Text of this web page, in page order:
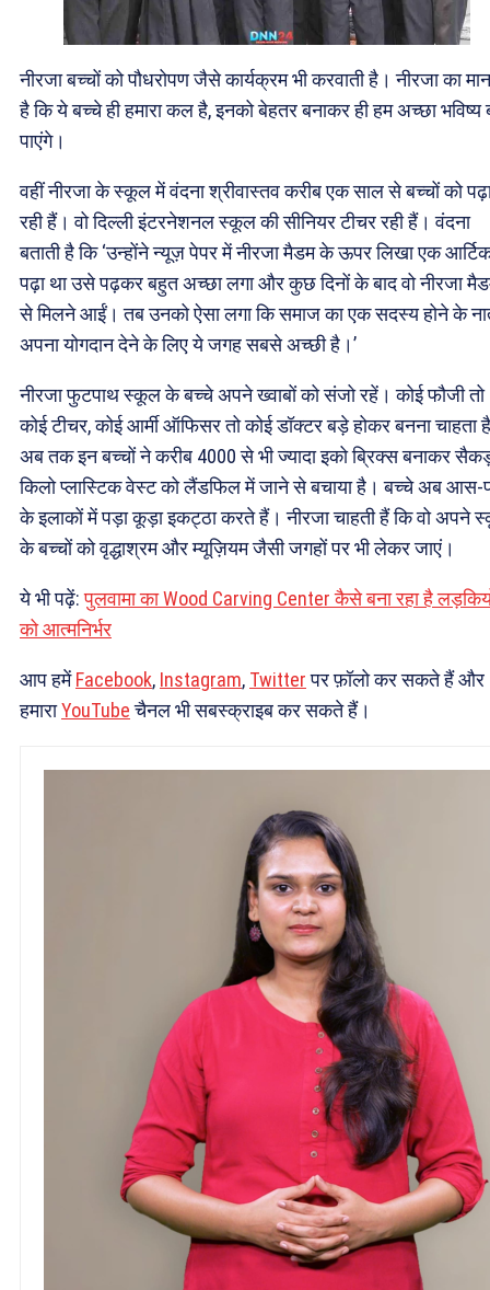
नीरजा बच्चों को पौधरोपण जैसे कार्यक्रम भी करवाती है। नीरजा का
है कि ये बच्चे ही हमारा कल है, इनको बेहतर बनाकर ही हम अच्छा भविष्य
पाएंगे।
वहीं नीरजा के स्कूल में वंदना श्रीवास्तव करीब एक साल से बच्चों को
रही हैं। वो दिल्ली इंटरनेशनल स्कूल की सीनियर टीचर रही हैं। वंदना
बताती है कि ‘उन्होंने न्यूज़ पेपर में नीरजा मैडम के ऊपर लिखा एक
पढ़ा था उसे पढ़कर बहुत अच्छा लगा और कुछ दिनों के बाद वो नीरजा
से मिलने आईं। तब उनको ऐसा लगा कि समाज का एक सदस्य होने के
अपना योगदान देने के लिए ये जगह सबसे अच्छी है।’
नीरजा फुटपाथ स्कूल के बच्चे अपने ख्वाबों को संजो रहें। कोई फौजी तो
कोई टीचर, कोई आर्मी ऑफिसर तो कोई डॉक्टर बड़े होकर बनना चाहता
अब तक इन बच्चों ने करीब 4000 से भी ज्यादा इको ब्रिक्स बनाकर
किलो प्लास्टिक वेस्ट को लैंडफिल में जाने से बचाया है। बच्चे अब आस-
के इलाकों में पड़ा कूड़ा इकट्ठा करते हैं। नीरजा चाहती हैं कि वो अपने
के बच्चों को वृद्धाश्रम और म्यूज़ियम जैसी जगहों पर भी लेकर जाएं।
ये भी पढ़ें:पुलवामा का Wood Carving Center कैसे बना रहा है
को आत्मनिर्भर
आप हमेंFacebook, Instagram, Twitterपर फ़ॉलो कर सकते हैं और
हमाराYouTubeचैनल भी सबस्क्राइब कर सकते हैं।